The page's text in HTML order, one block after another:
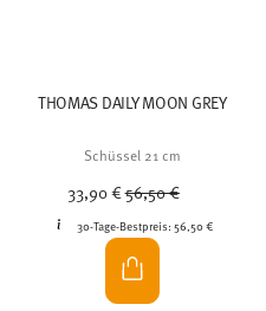
THOMAS DAILY MOON GREY
Schüssel 21 cm
33,90 €Price reduced from
56,50 €to
30-Tage-Bestpreis: 56,50 €